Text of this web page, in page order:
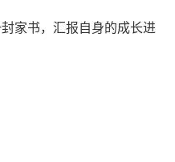
家书，汇报自身的成长进